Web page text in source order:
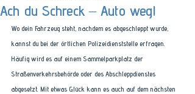
Ach du Schreck – Auto weg!
Wo dein Fahrzeug steht, nachdem es abgeschleppt wurde,
kannst du bei der örtlichen Polizeidienststelle erfragen.
Häufig wird es auf einem Sammelparkplatz der
Straßenverkehrsbehörde oder des Abschleppdienstes
abgesetzt. Mit etwas Glück kann es auch auf dem nächsten